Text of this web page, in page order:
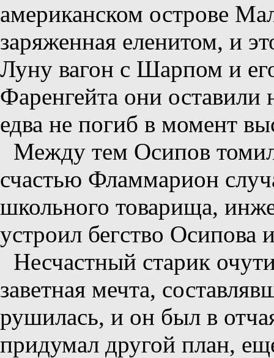
американском острове
заряженная еленитом, и
Луну вагон с Шарпом и
Фаренгейта они оставили
едва не погиб в момент
Между тем Осипов
счастью Фламмарион
школьного товарища,
устроил бегство Осипова
Несчастный старик
заветная мечта,
рушилась, и он был в
придумал другой план,